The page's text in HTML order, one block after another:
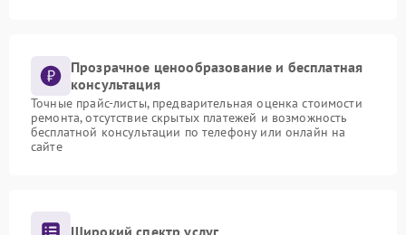
Прозрачное ценообразование и бесплатная
консультация
Точные прайс-листы, предварительная оценка стоимости
ремонта, отсутствие скрытых платежей и возможность
бесплатной консультации по телефону или онлайн на
сайте
Широкий спектр услуг